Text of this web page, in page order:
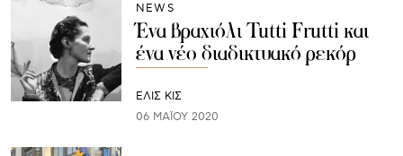
NEWS
Ένα βραχιόλι Tutti Frutti και
ένα νέο διαδικτυακό ρεκόρ
ΕΛΙΣ ΚΙΣ
06 ΜΑΪ́ΟΥ 2020